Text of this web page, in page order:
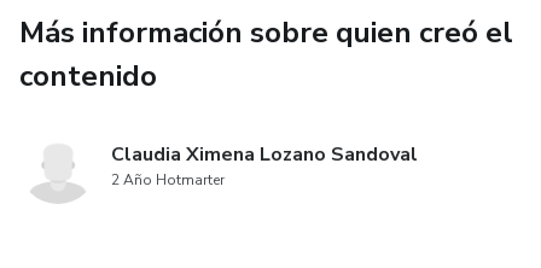
Más información sobre quien creó el
contenido
Claudia Ximena Lozano Sandoval
2 Año Hotmarter